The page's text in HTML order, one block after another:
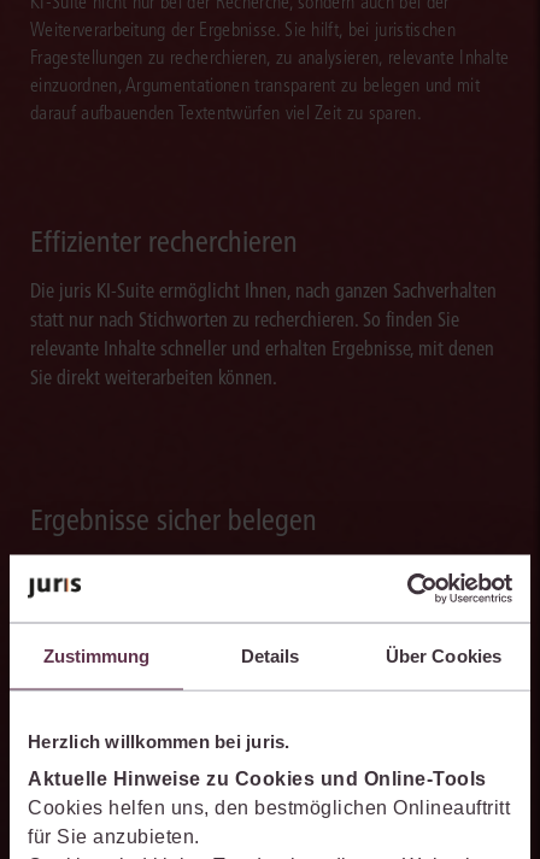
Zustimmung Details Über Cookies
Herzlich willkommen bei juris.
Aktuelle Hinweise zu Cookies und Online-Tools
Cookies helfen uns, den bestmöglichen Onlineauftritt
für Sie anzubieten.
Weiterverarbeitung der Ergebnisse. Sie hilft, bei juristischen
Fragestellungen zu recherchieren, zu analysieren, relevante Inhalte
einzuordnen, Argumentationen transparent zu belegen und mit
darauf aufbauenden Textentwürfen viel Zeit zu sparen.
Effizienter recherchieren
Die juris KI-Suite ermöglicht Ihnen, nach ganzen Sachverhalten
statt nur nach Stichworten zu recherchieren. So finden Sie
relevante Inhalte schneller und erhalten Ergebnisse, mit denen
Sie direkt weiterarbeiten können.
Ergebnisse sicher belegen
Die juris KI-Suite belegt ihre Ergebnisse mit nachvollziehbaren,
zitierfähigen Quellenverweisen. So können Sie die Antworten
transparent prüfen, fachlich einordnen und auf einer belastbaren
Grundlage weiterverarbeiten.
Schneller analysieren
Die juris KI-Suite beschleunigt die Analyse komplexer